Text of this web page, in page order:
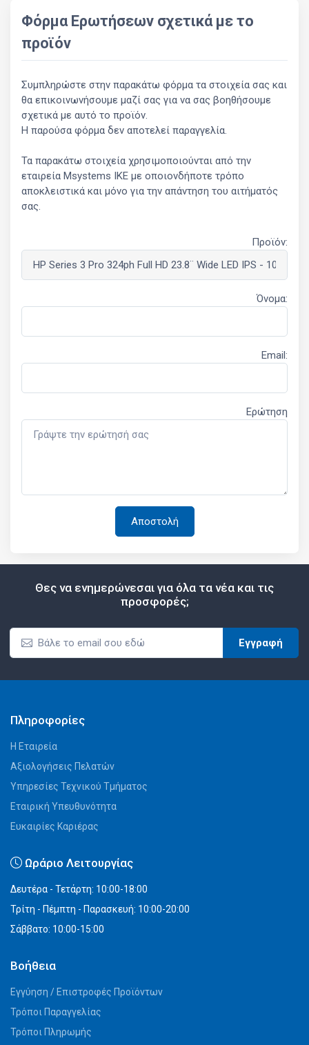
Φόρμα Ερωτήσεων σχετικά με το
προϊόν
Συμπληρώστε στην παρακάτω φόρμα τα στοιχεία σας και
θα επικοινωνήσουμε μαζί σας για να σας βοηθήσουμε
σχετικά με αυτό το προϊόν.
Η παρούσα φόρμα δεν αποτελεί παραγγελία.
Τα παρακάτω στοιχεία χρησιμοποιούνται από την
εταιρεία Msystems ΙΚΕ με οποιονδήποτε τρόπο
αποκλειστικά και μόνο για την απάντηση του αιτήματός
σας.
Προϊόν:
Όνομα:
Email:
Ερώτηση
Θες να ενημερώνεσαι για όλα τα νέα και τις
προσφορές;
Εγγραφή
Πληροφορίες
Η Εταιρεία
Αξιολογήσεις Πελατών
Υπηρεσίες Τεχνικού Τμήματος
Εταιρική Υπευθυνότητα
Ευκαιρίες Καριέρας
Ωράριο Λειτουργίας
Δευτέρα - Τετάρτη: 10:00-18:00
Τρίτη - Πέμπτη - Παρασκευή: 10:00-20:00
Σάββατο: 10:00-15:00
Βοήθεια
Εγγύηση / Επιστροφές Προϊόντων
Τρόποι Παραγγελίας
Τρόποι Πληρωμής